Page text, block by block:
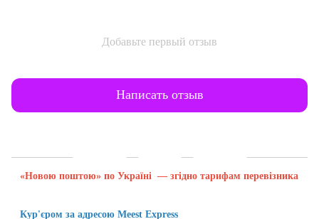
Добавьте первый отзыв
Написать отзыв
«Новою поштою» по Україні — згідно тарифам перевізника
Кур'єром за адресою Meest Express